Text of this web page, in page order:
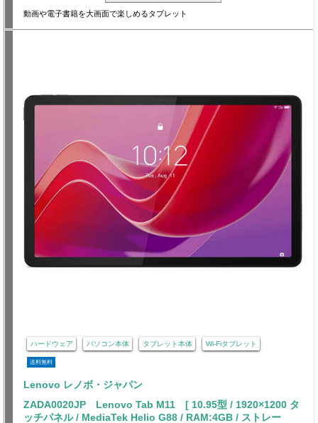
動画や電子書籍を大画面で楽しめるタブレット
ハードウェア パソコン本体 タブレット本体 Wi-Fiタブレット
送料無料
Lenovo レノボ・ジャパン
ZADA0020JP Lenovo Tab M11 [ 10.95型 / 1920×1200 タ
ッチパネル / MediaTek Helio G88 / RAM:4GB / ストレー